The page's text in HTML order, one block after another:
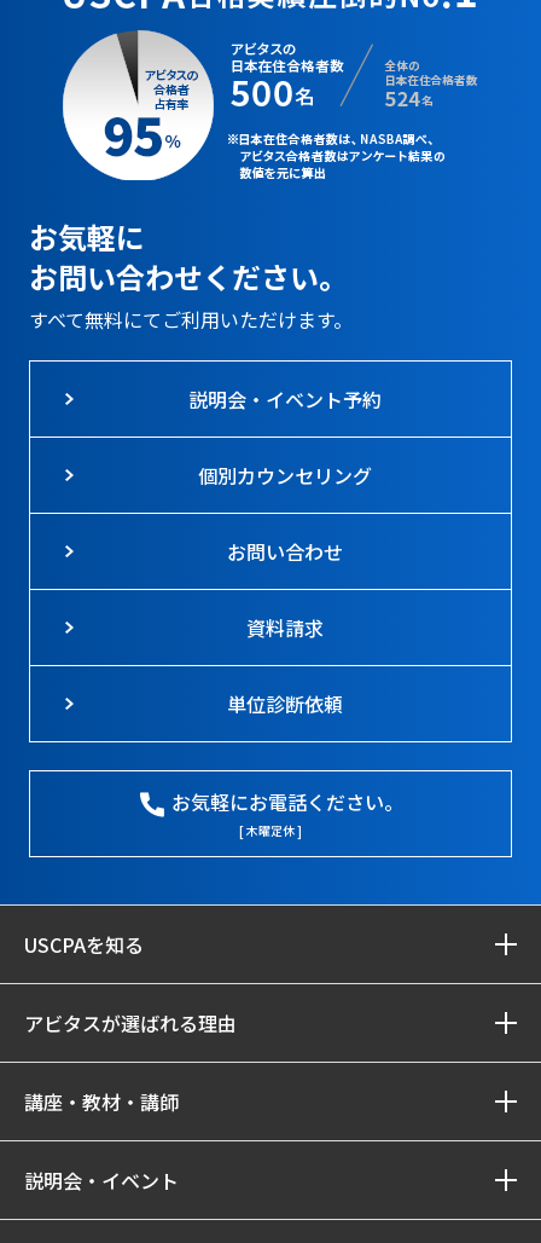
お気軽に
お問い合わせください。
すべて無料にてご利用いただけます。
説明会・イベント予約
個別カウンセリング
お問い合わせ
資料請求
単位診断依頼
お気軽にお電話ください。
[ 木曜定休 ]
USCPAを知る
アビタスが選ばれる理由
講座・教材・講師
説明会・イベント